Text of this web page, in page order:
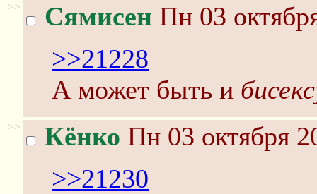
>> Сямисен Пн 03
>>21228
А может быть и
>> Кёнко Пн 03 октября
>>21230